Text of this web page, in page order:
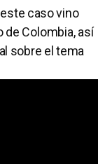
caso vino
Colombia, así
sobre el tema